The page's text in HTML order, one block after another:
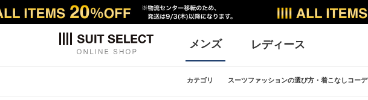
メンズ レディース
カテゴリ スーツファッションの選び方・着こなしコーデ